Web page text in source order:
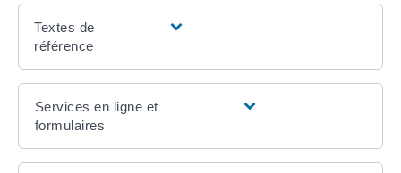
Textes de
référence
Services en ligne et
formulaires